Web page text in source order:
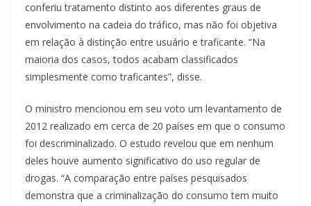
conferiu tratamento distinto aos diferentes graus de
envolvimento na cadeia do tráfico, mas não foi objetiva
em relação à distinção entre usuário e traficante. “Na
maioria dos casos, todos acabam classificados
simplesmente como traficantes”, disse.
O ministro mencionou em seu voto um levantamento de
2012 realizado em cerca de 20 países em que o consumo
foi descriminalizado. O estudo revelou que em nenhum
deles houve aumento significativo do uso regular de
drogas. “A comparação entre países pesquisados
demonstra que a criminalização do consumo tem muito